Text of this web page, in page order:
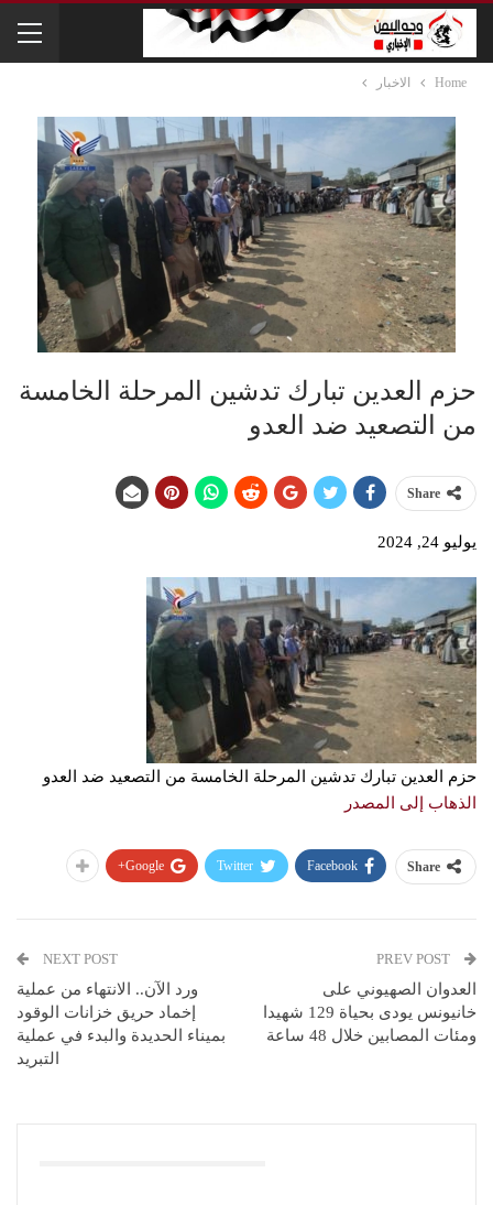
Home الاخبار
حزم العدين تبارك تدشين المرحلة الخامسة
من التصعيد ضد العدو
Share
يوليو 24, 2024
حزم العدين تبارك تدشين المرحلة الخامسة من التصعيد ضد العدو
الذهاب إلى المصدر
Share
Facebook
Twitter
Google+
العدوان الصهيوني على
خانيونس يودى بحياة 129 شهيدا
ومئات المصابين خلال 48 ساعة
NEXT POST
ورد الآن.. الانتهاء من عملية
إخماد حريق خزانات الوقود
بميناء الحديدة والبدء في عملية
التبريد